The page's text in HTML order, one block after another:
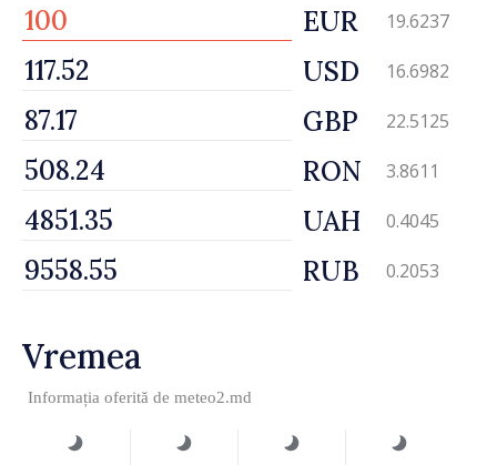
EUR 19.6237
USD 16.6982
GBP 22.5125
RON 3.8611
UAH 0.4045
RUB 0.2053
Vremea
Informația oferită de meteo2.md